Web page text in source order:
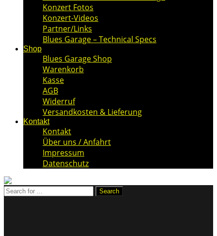
Konzert Fotos
Konzert-Videos
Partner/Links
Blues Garage – Technical Specs
Shop
Blues Garage Shop
Warenkorb
Kasse
AGB
Widerruf
Versandkosten & Lieferung
Kontakt
Kontakt
Über uns / Anfahrt
Impressum
Datenschutz